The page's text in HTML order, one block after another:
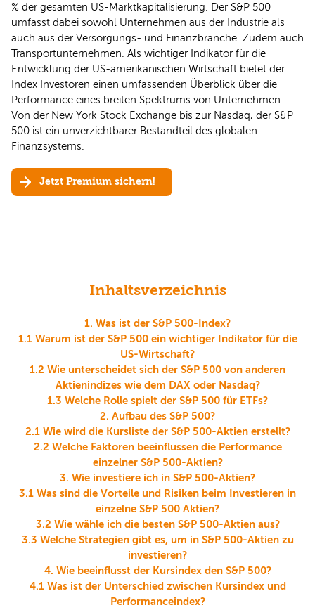
% der gesamten US-Marktkapitalisierung. Der S&P 500
umfasst dabei sowohl Unternehmen aus der Industrie als
auch aus der Versorgungs- und Finanzbranche. Zudem auch
Transportunternehmen. Als wichtiger Indikator für die
Entwicklung der US-amerikanischen Wirtschaft bietet der
Index Investoren einen umfassenden Überblick über die
Performance eines breiten Spektrums von Unternehmen.
Von der New York Stock Exchange bis zur Nasdaq, der S&P
500 ist ein unverzichtbarer Bestandteil des globalen
Finanzsystems.
Jetzt Premium sichern!
Inhaltsverzeichnis
1. Was ist der S&P 500-Index?
1.1 Warum ist der S&P 500 ein wichtiger Indikator für die
US-Wirtschaft?
1.2 Wie unterscheidet sich der S&P 500 von anderen
Aktienindizes wie dem DAX oder Nasdaq?
1.3 Welche Rolle spielt der S&P 500 für ETFs?
2. Aufbau des S&P 500?
2.1 Wie wird die Kursliste der S&P 500-Aktien erstellt?
2.2 Welche Faktoren beeinflussen die Performance
einzelner S&P 500-Aktien?
3. Wie investiere ich in S&P 500-Aktien?
3.1 Was sind die Vorteile und Risiken beim Investieren in
einzelne S&P 500 Aktien?
3.2 Wie wähle ich die besten S&P 500-Aktien aus?
3.3 Welche Strategien gibt es, um in S&P 500-Aktien zu
investieren?
4. Wie beeinflusst der Kursindex den S&P 500?
4.1 Was ist der Unterschied zwischen Kursindex und
Performanceindex?